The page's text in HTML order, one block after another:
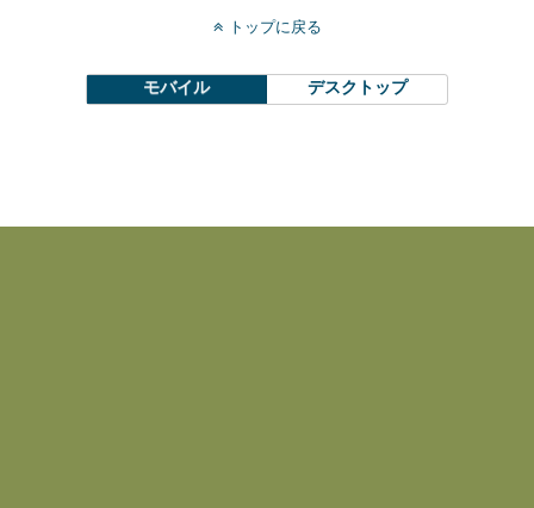
トップに戻る
モバイル デスクトップ